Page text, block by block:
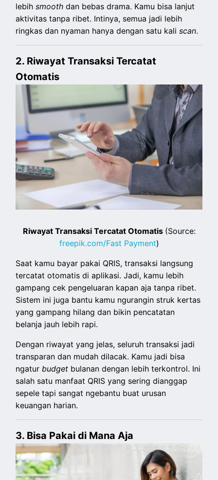
lebihsmoothdan bebas drama. Kamu bisa lanjut
aktivitas tanpa ribet. Intinya, semua jadi lebih
ringkas dan nyaman hanya dengan satu kaliscan.
2. Riwayat Transaksi Tercatat
Otomatis
Riwayat Transaksi Tercatat Otomatis (Source:
freepik.com/Fast Payment)
Saat kamu bayar pakai QRIS, transaksi langsung
tercatat otomatis di aplikasi. Jadi, kamu lebih
gampang cek pengeluaran kapan aja tanpa ribet.
Sistem ini juga bantu kamu ngurangin struk kertas
yang gampang hilang dan bikin pencatatan
belanja jauh lebih rapi.
Dengan riwayat yang jelas, seluruh transaksi jadi
transparan dan mudah dilacak. Kamu jadi bisa
ngaturbudget bulanan dengan lebih terkontrol. Ini
salah satu manfaat QRIS yang sering dianggap
sepele tapi sangat ngebantu buat urusan
keuangan harian.
3. Bisa Pakai di Mana Aja